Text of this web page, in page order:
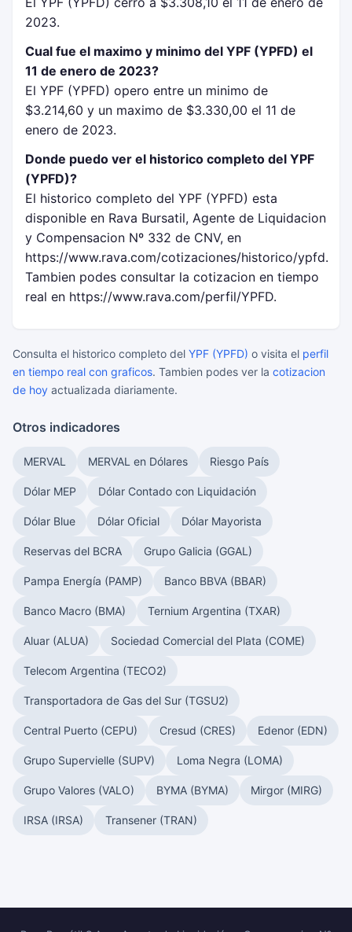
2023.
Cual fue el maximo y minimo del YPF (YPFD) el
11 de enero de 2023?
El YPF (YPFD) opero entre un minimo de
$3.214,60 y un maximo de $3.330,00 el 11 de
enero de 2023.
Donde puedo ver el historico completo del YPF
(YPFD)?
El historico completo del YPF (YPFD) esta
disponible en Rava Bursatil, Agente de Liquidacion
y Compensacion Nº 332 de CNV, en
https://www.rava.com/cotizaciones/historico/ypfd.
Tambien podes consultar la cotizacion en tiempo
real en https://www.rava.com/perfil/YPFD.
Consulta el historico completo del YPF (YPFD) o visita el perfil
en tiempo real con graficos. Tambien podes ver la cotizacion
de hoy actualizada diariamente.
Otros indicadores
MERVAL MERVAL en Dólares Riesgo País
Dólar MEP Dólar Contado con Liquidación
Dólar Blue Dólar Oficial Dólar Mayorista
Reservas del BCRA Grupo Galicia (GGAL)
Pampa Energía (PAMP) Banco BBVA (BBAR)
Banco Macro (BMA) Ternium Argentina (TXAR)
Aluar (ALUA) Sociedad Comercial del Plata (COME)
Telecom Argentina (TECO2)
Transportadora de Gas del Sur (TGSU2)
Central Puerto (CEPU) Cresud (CRES) Edenor (EDN)
Grupo Supervielle (SUPV) Loma Negra (LOMA)
Grupo Valores (VALO) BYMA (BYMA) Mirgor (MIRG)
IRSA (IRSA) Transener (TRAN)